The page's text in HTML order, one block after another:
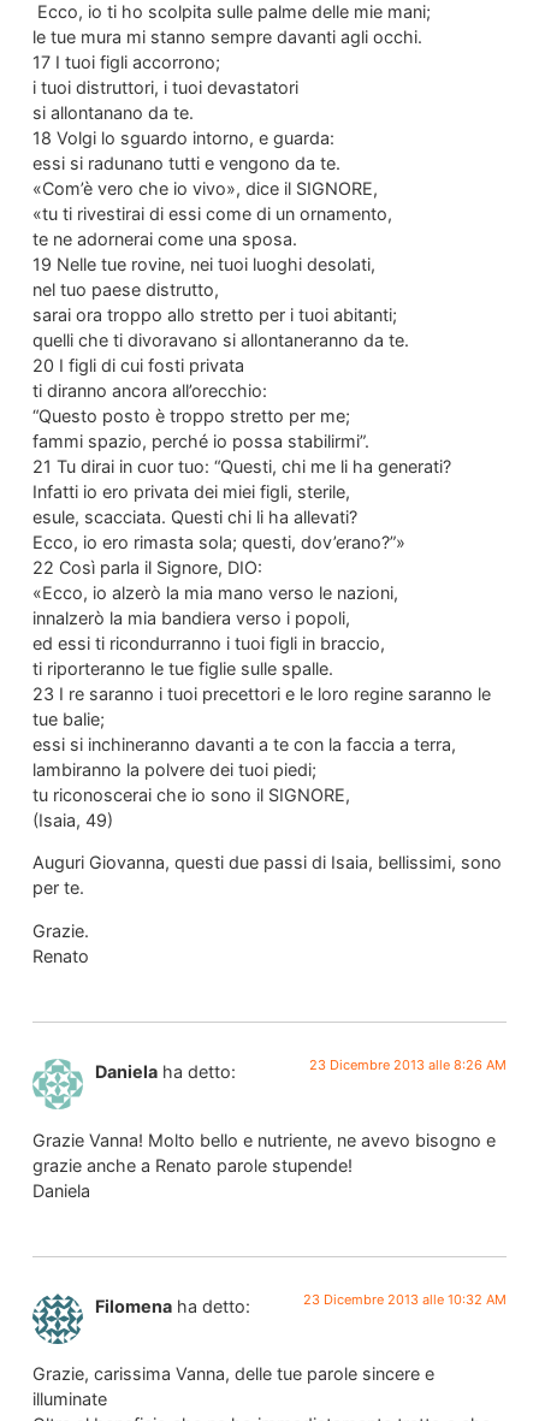
Ecco, io ti ho scolpita sulle palme delle mie mani;
le tue mura mi stanno sempre davanti agli occhi.
17 I tuoi figli accorrono;
i tuoi distruttori, i tuoi devastatori
si allontanano da te.
18 Volgi lo sguardo intorno, e guarda:
essi si radunano tutti e vengono da te.
«Com’è vero che io vivo», dice il SIGNORE,
«tu ti rivestirai di essi come di un ornamento,
te ne adornerai come una sposa.
19 Nelle tue rovine, nei tuoi luoghi desolati,
nel tuo paese distrutto,
sarai ora troppo allo stretto per i tuoi abitanti;
quelli che ti divoravano si allontaneranno da te.
20 I figli di cui fosti privata
ti diranno ancora all’orecchio:
“Questo posto è troppo stretto per me;
fammi spazio, perché io possa stabilirmi”.
21 Tu dirai in cuor tuo: “Questi, chi me li ha generati?
Infatti io ero privata dei miei figli, sterile,
esule, scacciata. Questi chi li ha allevati?
Ecco, io ero rimasta sola; questi, dov’erano?”»
22 Così parla il Signore, DIO:
«Ecco, io alzerò la mia mano verso le nazioni,
innalzerò la mia bandiera verso i popoli,
ed essi ti ricondurranno i tuoi figli in braccio,
ti riporteranno le tue figlie sulle spalle.
23 I re saranno i tuoi precettori e le loro regine saranno le
tue balie;
essi si inchineranno davanti a te con la faccia a terra,
lambiranno la polvere dei tuoi piedi;
tu riconoscerai che io sono il SIGNORE,
(Isaia, 49)
Auguri Giovanna, questi due passi di Isaia, bellissimi, sono
per te.
Grazie.
Renato
Daniela ha detto: 23 Dicembre 2013 alle 8:26 AM
Grazie Vanna! Molto bello e nutriente, ne avevo bisogno e
grazie anche a Renato parole stupende!
Daniela
Filomena ha detto: 23 Dicembre 2013 alle 10:32 AM
Grazie, carissima Vanna, delle tue parole sincere e
illuminate